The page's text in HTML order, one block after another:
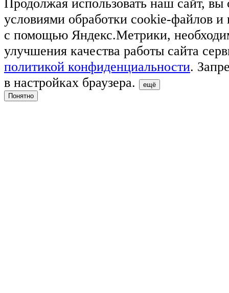
условиями обработки cookie-файлов и
с помощью Яндекс.Метрики,
улучшения качества работы сайта
политикой конфиденциальности.
в настройках браузера.
ещё
Понятно